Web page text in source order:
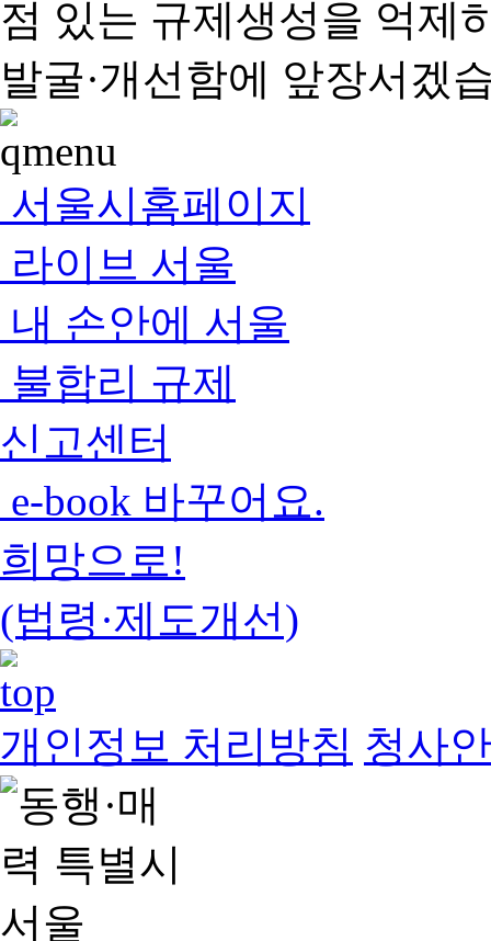
점 있는 규제생성을 억제
발굴·개선함에 앞장서겠
서울시홈페이지
라이브 서울
내 손안에 서울
불합리 규제
신고센터
e-book 바꾸어요.
희망으로!
(법령·제도개선)
개인정보 처리방침 청사